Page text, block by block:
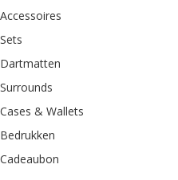
Accessoires
Sets
Dartmatten
Surrounds
Cases & Wallets
Bedrukken
Cadeaubon